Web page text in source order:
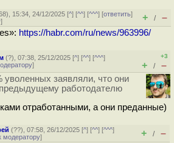
), 15:34, 24/12/2025 [^] [^^] [^^^] [ответить]
] + / –
https://habr.com/ru/news/963996/
(?), 07:38, 25/12/2025 [^] [^^] [^^^]
]
+3
+ / –
уволенных заявляли, что они
работодателю
отработанными, а они преданные)
(??), 07:58, 26/12/2025 [^] [^^] [^^^]
модератору] + / –